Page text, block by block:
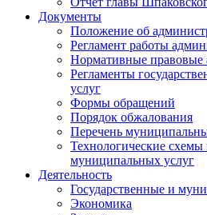
Документы
Положение об
Регламент работы
Нормативные правовые
Регламенты
услуг
Формы обращений
Порядок обжалования
Перечень
Технологические схемы
муниципальных услуг
Деятельность
Государственные и
Экономика